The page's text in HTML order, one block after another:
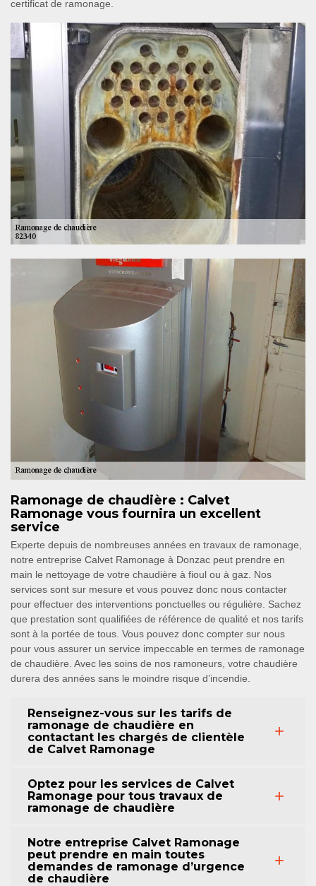
certificat de ramonage.
Ramonage de chaudière : Calvet
Ramonage vous fournira un excellent
service
Experte depuis de nombreuses années en travaux de ramonage,
notre entreprise Calvet Ramonage à Donzac peut prendre en
main le nettoyage de votre chaudière à fioul ou à gaz. Nos
services sont sur mesure et vous pouvez donc nous contacter
pour effectuer des interventions ponctuelles ou régulière. Sachez
que prestation sont qualifiées de référence de qualité et nos tarifs
sont à la portée de tous. Vous pouvez donc compter sur nous
pour vous assurer un service impeccable en termes de ramonage
de chaudière. Avec les soins de nos ramoneurs, votre chaudière
durera des années sans le moindre risque d’incendie.
Renseignez-vous sur les tarifs de
ramonage de chaudière en
contactant les chargés de clientèle
de Calvet Ramonage
Optez pour les services de Calvet
Ramonage pour tous travaux de
ramonage de chaudière
Notre entreprise Calvet Ramonage
peut prendre en main toutes
demandes de ramonage d’urgence
de chaudière